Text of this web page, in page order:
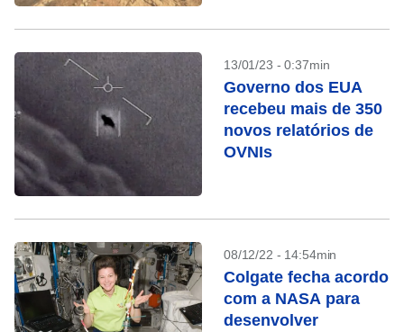
13/01/23 - 0:37min
Governo dos EUA
recebeu mais de 350
novos relatórios de
OVNIs
08/12/22 - 14:54min
Colgate fecha acordo
com a NASA para
desenvolver